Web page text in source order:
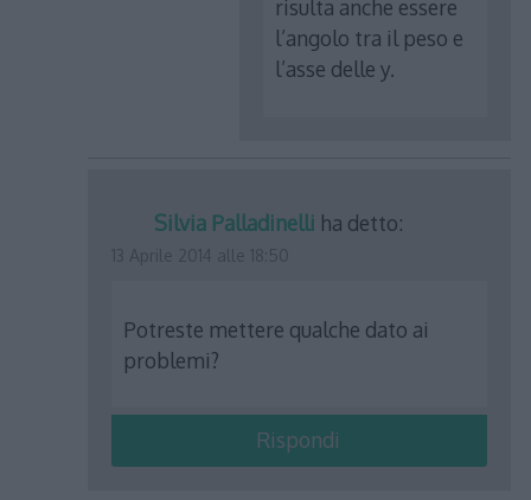
risulta anche essere
l’angolo tra il peso e
l’asse delle y.
Silvia Palladinelli ha detto:
Potreste mettere qualche dato ai
problemi?
Rispondi